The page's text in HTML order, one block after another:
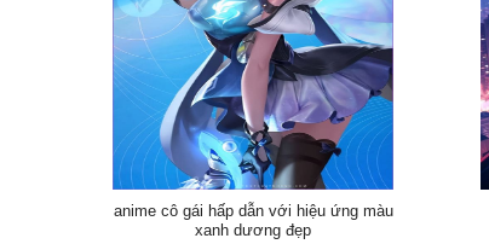
anime cô gái hấp dẫn với hiệu ứng màu
xanh dương đẹp